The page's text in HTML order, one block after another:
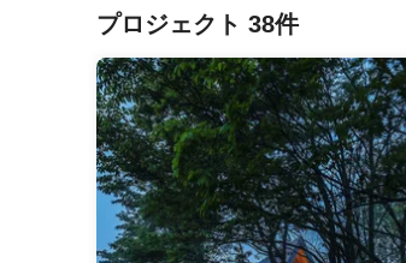
また、出会いは多くを学ばせていただき、
それらを空間に盛り込む場ともなります。
ですから建築を通して多くの物事を
お話することを大事に考えています。
受賞歴：
2011年北方型住宅奨励賞 2013年JIA（
学会北海道支部 北海道建築奨励賞（イ
号 応急危険
資格・免許：
ライセンスナンバー（建築士登録番号
プロジェクト 38件